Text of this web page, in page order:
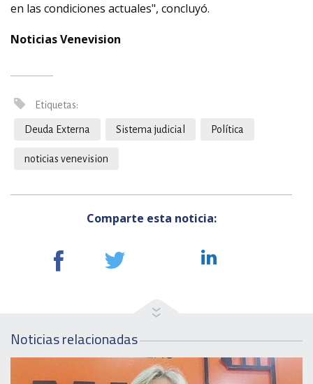
en las condiciones actuales", concluyó.
Noticias Venevision
Etiquetas:
Deuda Externa Sistema judicial Política
noticias venevision
Comparte esta noticia:
Noticias relacionadas